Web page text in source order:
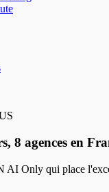
8 agences en
AI Only qui place